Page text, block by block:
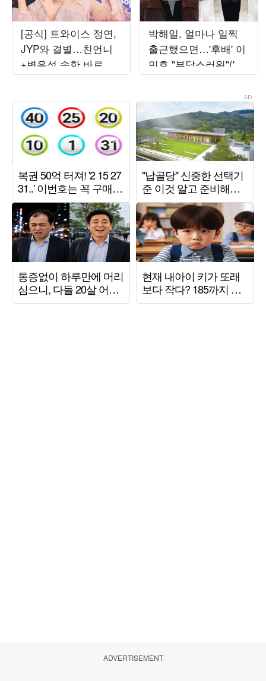
[공식] 트와이스 정연,
JYP와 결별…친언니
+변우석 속한 바로엔
터 계약
박해일, 얼마나 일찍
출근했으면…'후배' 이
민호 "부담스러워"('암
살자들')
ADVERTISEMENT